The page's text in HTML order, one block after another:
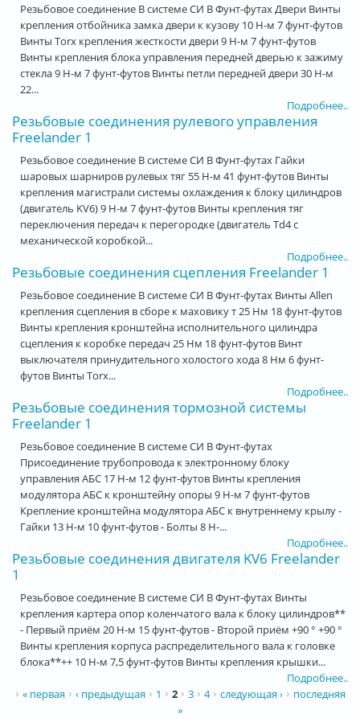
Резьбовое соединение В системе СИ В Фунт-футах Двери Винты
крепления отбойника замка двери к кузову 10 Н-м 7 фунт-футов
Винты Torx крепления жесткости двери 9 Н-м 7 фунт-футов
Винты крепления блока управления передней дверью к зажиму
стекла 9 Н-м 7 фунт-футов Винты петли передней двери 30 Н-м
22...
Подробнее..
Резьбовые соединения рулевого управления
Freelander 1
Резьбовое соединение В системе СИ В Фунт-футах Гайки
шаровых шарниров рулевых тяг 55 Н-м 41 фунт-футов Винты
крепления магистрали системы охлаждения к блоку цилиндров
(двигатель KV6) 9 Н-м 7 фунт-футов Винты крепления тяг
переключения передач к перегородке (двигатель Td4 с
механической коробкой...
Подробнее..
Резьбовые соединения сцепления Freelander 1
Резьбовое соединение В системе СИ В Фунт-футах Винты Allen
крепления сцепления в сборе к маховику т 25 Нм 18 фунт-футов
Винты крепления кронштейна исполнительного цилиндра
сцепления к коробке передач 25 Нм 18 фунт-футов Винт
выключателя принудительного холостого хода 8 Нм 6 фунт-
футов Винты Torx...
Подробнее..
Резьбовые соединения тормозной системы
Freelander 1
Резьбовое соединение В системе СИ В Фунт-футах
Присоединение трубопровода к электронному блоку
управления АБС 17 Н-м 12 фунт-футов Винты крепления
модулятора АБС к кронштейну опоры 9 Н-м 7 фунт-футов
Крепление кронштейна модулятора АБС к внутреннему крылу -
Гайки 13 Н-м 10 фунт-футов - Болты 8 Н-...
Подробнее..
Резьбовые соединения двигателя KV6 Freelander
1
Резьбовое соединение В системе СИ В Фунт-футах Винты
крепления картера опор коленчатого вала к блоку цилиндров**
- Первый приём 20 Н-м 15 фунт-футов - Второй приём +90 ° +90 °
Винты крепления корпуса распределительного вала к головке
блока**++ 10 Н-м 7,5 фунт-футов Винты крепления крышки...
Подробнее..
Страницы
« первая ‹ предыдущая 1 2 3 4 следующая ›
последняя
»